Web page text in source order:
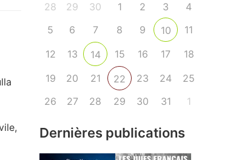
28 29 30 1 2 3
4
5
6 7 8 9 10
11
12
13 14 15 16 17
18
19
20 21 22 23 24
25
26
27 28 29 30 31 1
Dernières publications